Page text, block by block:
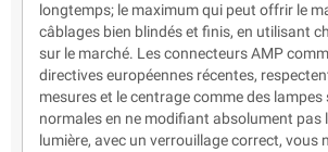
longtemps; le maximum qui peut offrir le
câblages bien blindés et finis, en utilisant
sur le marché. Les connecteurs AMP
directives européennes récentes,
mesures et le centrage comme des
normales en ne modifiant absolument pas
lumière, avec un verrouillage correct, vous